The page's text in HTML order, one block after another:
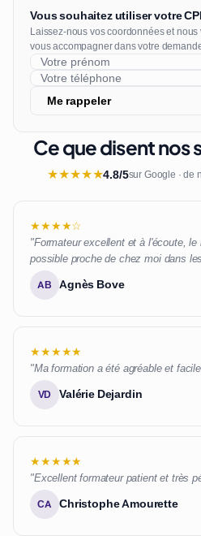
Vous souhaitez utiliser votre
Laissez-nous vos coordonnées et
vous accompagner dans votre
Me rappeler
Ce que disent nos
★★★★★4.8/5sur Google · de
★★★★☆
"Formateur excellent et à l'écoute,
possible proche de chez moi dans
AB Agnès Bove
★★★★★
"Ma formation a été agréable et
VD Valérie Dejardin
★★★★★
"Excellent formateur patient et très
CA Christophe Amourette